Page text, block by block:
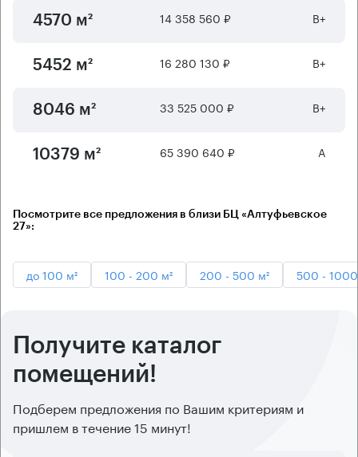
4570 м² 14 358 560 ₽ B+
5452 м² 16 280 130 ₽ B+
8046 м² 33 525 000 ₽ B+
10379 м² 65 390 640 ₽ А
Посмотрите все предложения в близи БЦ «Алтуфьевское
27»:
до 100 м² 100 - 200 м² 200 - 500 м² 500 -
Получите каталог
помещений!
Подберем предложения по Вашим критериям и
пришлем в течение 15 минут!